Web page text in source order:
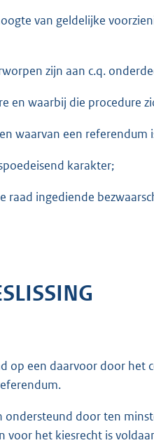
van geldelijke
zijn aan c.q.
en waarbij die procedure
waarvan een referendum
karakter;
raad ingediende
op een daarvoor door
door ten
voor het kiesrecht is